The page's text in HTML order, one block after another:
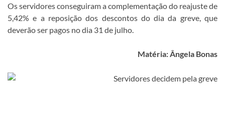
Os servidores conseguiram a complementação do reajuste de
5,42% e a reposição dos descontos do dia da greve, que
deverão ser pagos no dia 31 de julho.
Matéria: Ângela Bonas